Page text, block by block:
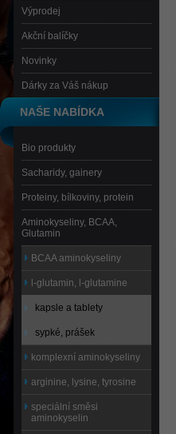
Výprodej
Akční balíčky
Novinky
Dárky za Váš nákup
NAŠE NABÍDKA
Bio produkty
Sacharidy, gainery
Proteiny, bílkoviny, protein
Aminokyseliny, BCAA,
Glutamin
BCAA aminokyseliny
l-glutamin, l-glutamine
kapsle a tablety
sypké, prášek
komplexní aminokyseliny
arginine, lysine, tyrosine
speciální směsi
aminokyselin